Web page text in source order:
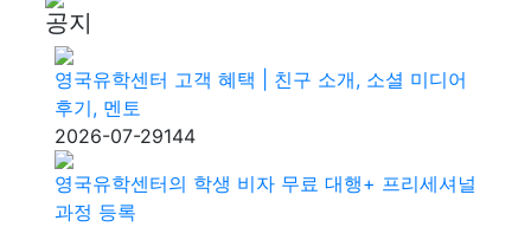
공지
영국유학센터 고객 혜택 | 친구 소개, 소셜 미디어
후기, 멘토
2026-07-29144
영국유학센터의 학생 비자 무료 대행+ 프리세셔널
과정 등록